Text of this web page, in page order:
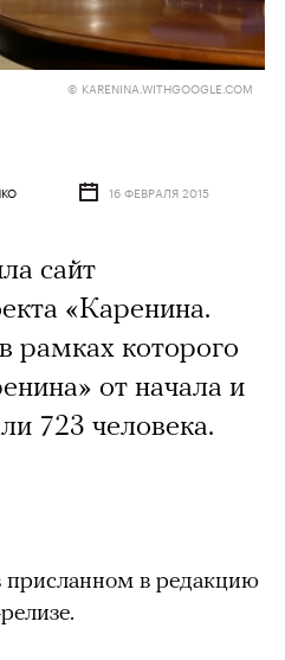
© KARENINA.WITHGOOGLE.COM
16 ФЕВРАЛЯ 2015
сайт
«Каренина.
рамках которого
от начала и
723 человека.
присланном в редакцию